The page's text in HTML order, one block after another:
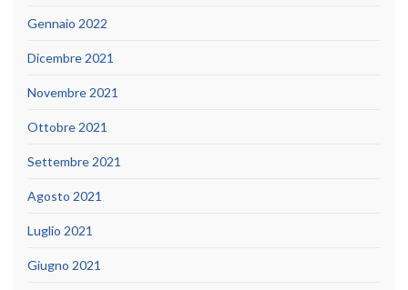
Gennaio 2022
Dicembre 2021
Novembre 2021
Ottobre 2021
Settembre 2021
Agosto 2021
Luglio 2021
Giugno 2021